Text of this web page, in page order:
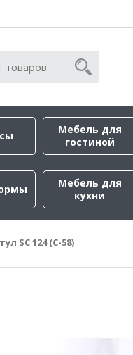
Мебель для
гостиной
Мебель для
кухни
SC 124 (С-58)